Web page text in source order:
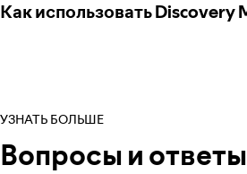
Как использовать Discovery
УЗНАТЬ БОЛЬШЕ
Вопросы и ответы